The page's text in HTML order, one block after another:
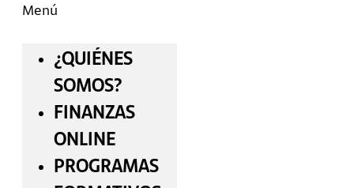
Menú
¿QUIÉNES
SOMOS?
FINANZAS
ONLINE
PROGRAMAS